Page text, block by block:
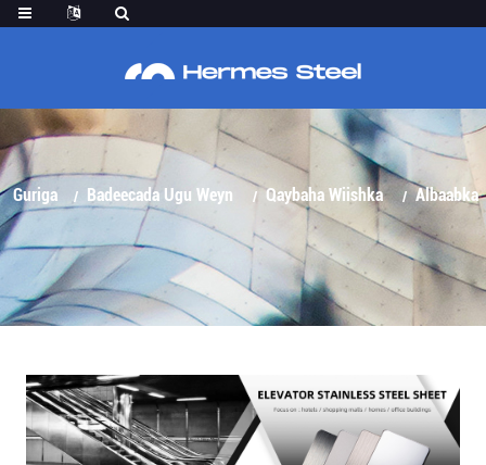
ALBAABKA ALBAABKA WIISHKA BIRTA AH EE
Guriga Badeecada Ugu Weyn Qaybaha Wiishka Albaabka
Albaabka Wiishka Birta Ah Ee Aan Lahayn